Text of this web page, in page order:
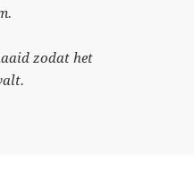
zodat het